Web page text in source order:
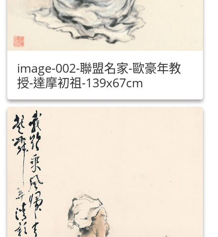
image-002-聯盟名家-歐豪年教
授-達摩初祖-139x67cm